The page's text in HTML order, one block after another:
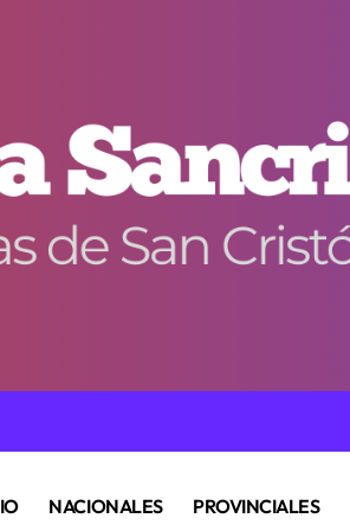
NACIONALES PROVINCIALES